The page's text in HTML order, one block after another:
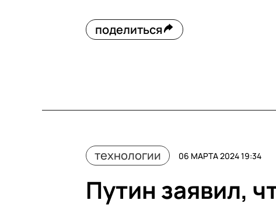
поделиться
технологии 06 МАРТА 2024 19:34
Путин заявил,